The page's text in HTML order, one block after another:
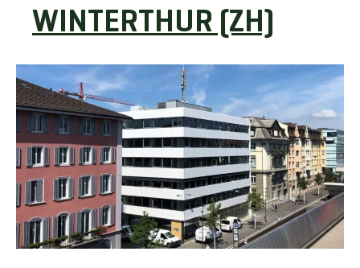
WINTERTHUR (ZH)